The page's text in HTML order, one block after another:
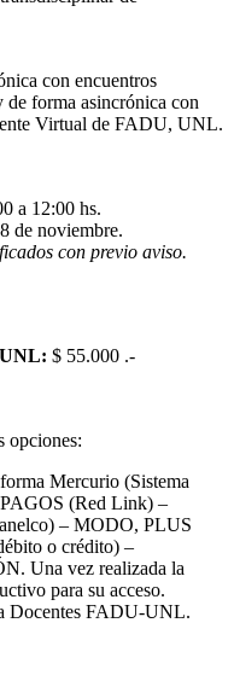
con encuentros
forma asincrónica con
Virtual de FADU, UNL.
a 12:00 hs.
de noviembre.
con previo aviso.
UNL: $ 55.000 .-
opciones:
Mercurio (Sistema
(Red Link) –
– MODO, PLUS
o crédito) –
Una vez realizada la
para su acceso.
Docentes FADU-UNL.